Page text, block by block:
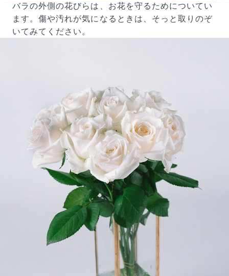
バラの外側の花びらは、お花を守るためについてい
ます。傷や汚れが気になるときは、そっと取りのぞ
いてみてください。